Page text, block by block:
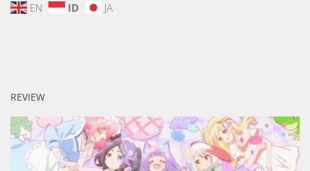
EN ID JA
REVIEW